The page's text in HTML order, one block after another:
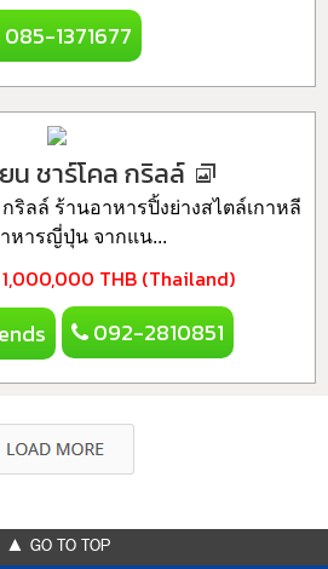
085-1371677
น ชาร์โคล กริลล์
ริลล์ ร้านอาหารปิ้งย่างสไตล์เกาหลี
หารญี่ปุ่น จากแน...
1,000,000 THB (Thailand)
092-2810851
▲ GO TO TOP